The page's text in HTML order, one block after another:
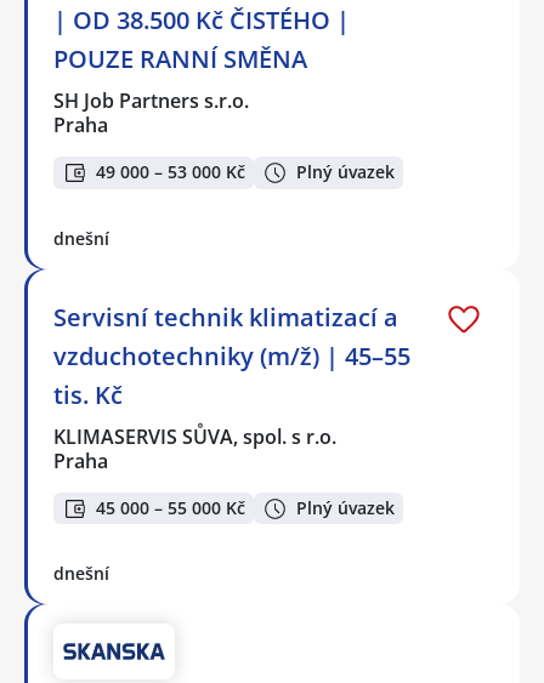
| OD 38.500 Kč ČISTÉHO |
POUZE RANNÍ SMĚNA
SH Job Partners s.r.o.
Praha
49 000 – 53 000 Kč Plný úvazek
dnešní
Servisní technik klimatizací a
vzduchotechniky (m/ž) | 45–55
tis. Kč
KLIMASERVIS SŮVA, spol. s r.o.
Praha
45 000 – 55 000 Kč Plný úvazek
dnešní